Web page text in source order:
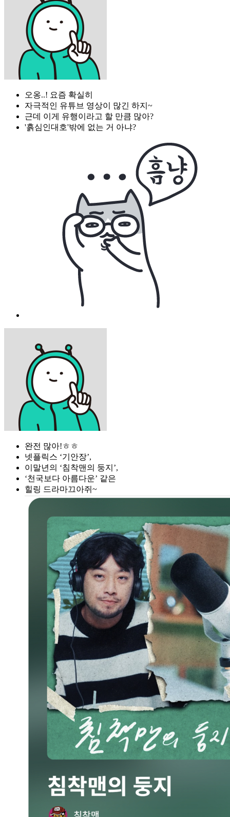
오옹..! 요즘 확실히
자극적인 유튜브 영상이 많긴 하지~
근데 이게 유행이라고 할 만큼 많아?
'흙심인대호'밖에 없는 거 아냐?
완전 많아!ㅎㅎ
넷플릭스 ‘기안장’,
이말년의 ‘침착맨의 둥지’,
‘천국보다 아름다운’ 같은
힐링 드라마끄아쥐~